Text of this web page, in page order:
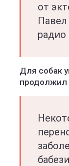
от
радио
Для собак
продолжил